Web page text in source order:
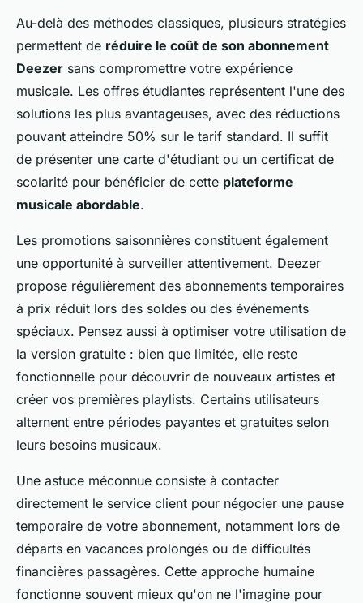
Au-delà des méthodes classiques, plusieurs stratégies
permettent de réduire le coût de son abonnement
Deezer sans compromettre votre expérience
musicale. Les offres étudiantes représentent l'une des
solutions les plus avantageuses, avec des réductions
pouvant atteindre 50% sur le tarif standard. Il suffit
de présenter une carte d'étudiant ou un certificat de
scolarité pour bénéficier de cette plateforme
musicale abordable.
Les promotions saisonnières constituent également
une opportunité à surveiller attentivement. Deezer
propose régulièrement des abonnements temporaires
à prix réduit lors des soldes ou des événements
spéciaux. Pensez aussi à optimiser votre utilisation de
la version gratuite : bien que limitée, elle reste
fonctionnelle pour découvrir de nouveaux artistes et
créer vos premières playlists. Certains utilisateurs
alternent entre périodes payantes et gratuites selon
leurs besoins musicaux.
Une astuce méconnue consiste à contacter
directement le service client pour négocier une pause
temporaire de votre abonnement, notamment lors de
départs en vacances prolongés ou de difficultés
financières passagères. Cette approche humaine
fonctionne souvent mieux qu'on ne l'imagine pour